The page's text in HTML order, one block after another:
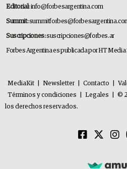
Editorial:info@forbesargentina.com
Summit:
Suscripciones:suscripciones@forbes.ar
Forbes Argentina es publicada por HT Media
MediaKit Newsletter Contacto
Términos y condiciones
Legales
©
los derechos reservados.